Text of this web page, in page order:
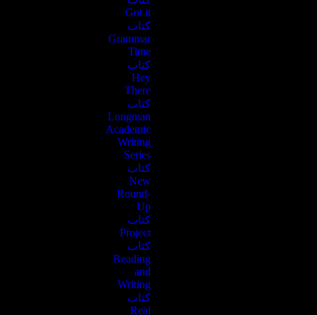
Got it
کتاب
Grammar
Time
کتاب
Hey
There
کتاب
Longman
Academic
Writing
Series
کتاب
New
Round-
Up
کتاب
Project
کتاب
Reading
and
Writing
کتاب
Real